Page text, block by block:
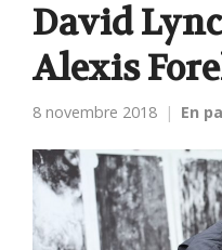
David
Alexis
8 novembre 2018 En